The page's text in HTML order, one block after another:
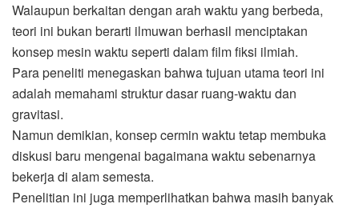
Walaupun berkaitan dengan arah waktu yang berbeda,
teori ini bukan berarti ilmuwan berhasil menciptakan
konsep mesin waktu seperti dalam film fiksi ilmiah.
Para peneliti menegaskan bahwa tujuan utama teori ini
adalah memahami struktur dasar ruang-waktu dan
gravitasi.
Namun demikian, konsep cermin waktu tetap membuka
diskusi baru mengenai bagaimana waktu sebenarnya
bekerja di alam semesta.
Penelitian ini juga memperlihatkan bahwa masih banyak